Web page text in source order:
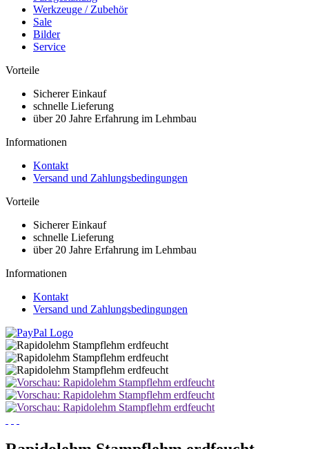
Werkzeuge / Zubehör
Sale
Bilder
Service
Vorteile
Sicherer Einkauf
schnelle Lieferung
über 20 Jahre Erfahrung im Lehmbau
Informationen
Kontakt
Versand und Zahlungsbedingungen
Vorteile
Sicherer Einkauf
schnelle Lieferung
über 20 Jahre Erfahrung im Lehmbau
Informationen
Kontakt
Versand und Zahlungsbedingungen